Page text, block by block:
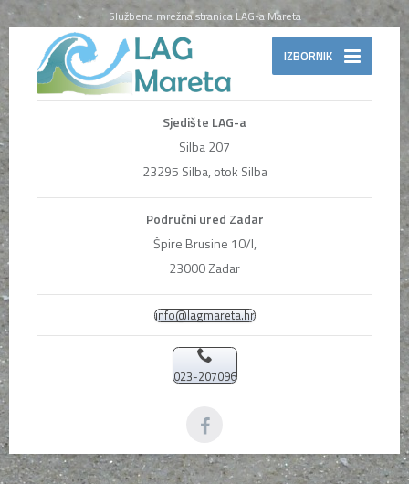
Službena mrežna stranica LAG-a Mareta
IZBORNIK
Sjedište LAG-a
Silba 207
23295 Silba, otok Silba
Područni ured Zadar
Špire Brusine 10/I,
23000 Zadar
info@lagmareta.hr
023-207096